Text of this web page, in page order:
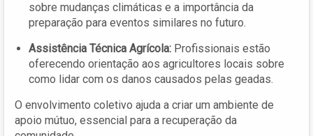
sobre mudanças climáticas e a importância da
preparação para eventos similares no futuro.
Assistência Técnica Agrícola: Profissionais estão
oferecendo orientação aos agricultores locais sobre
como lidar com os danos causados pelas geadas.
O envolvimento coletivo ajuda a criar um ambiente de
apoio mútuo, essencial para a recuperação da